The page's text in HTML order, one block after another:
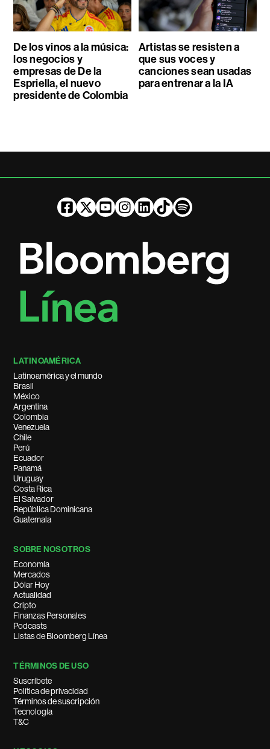
De los vinos a la música:
los negocios y
empresas de De la
Espriella, el nuevo
presidente de Colombia
Artistas se resisten a
que sus voces y
canciones sean usadas
para entrenar a la IA
LATINOAMÉRICA
Latinoamérica y el mundo
Brasil
México
Argentina
Colombia
Venezuela
Chile
Perú
Ecuador
Panamá
Uruguay
Costa Rica
El Salvador
República Dominicana
Guatemala
SOBRE NOSOTROS
Economía
Mercados
Dólar Hoy
Actualidad
Cripto
Finanzas Personales
Podcasts
Listas de Bloomberg Línea
TÉRMINOS DE USO
Suscríbete
Política de privacidad
Términos de suscripción
Tecnología
T&C